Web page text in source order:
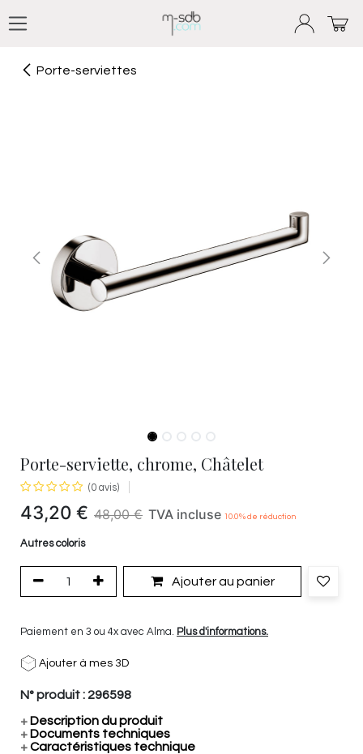
Porte-serviettes
Porte-serviette, chrome, Châtelet
(0 avis)
43,20 € 48,00€ TVA incluse 10.0% de réduction
Autres coloris
Ajouter au panier
Paiement en 3 ou 4x avec Alma. Plus d'informations.
Ajouter à mes 3D
N° produit : 296598
+ Description du produit
+ Documents techniques
+Caractéristiques technique